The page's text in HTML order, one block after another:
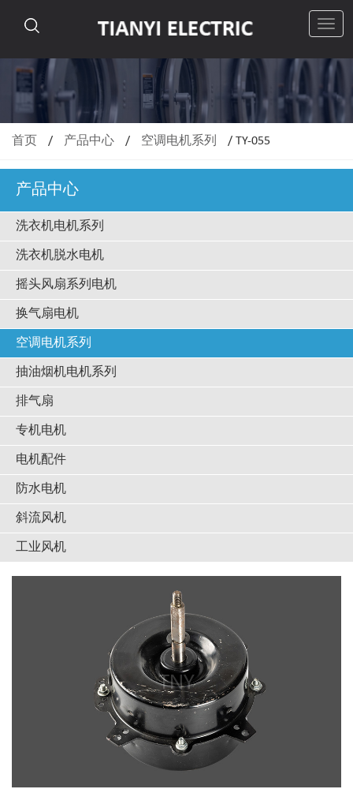
切
导
首页 / 产品中心 / 空调电机系列 / TY-055
产品中心
洗衣机电机系列
洗衣机脱水电机
摇头风扇系列电机
换气扇电机
空调电机系列
抽油烟机电机系列
排气扇
专机电机
电机配件
防水电机
斜流风机
工业风机